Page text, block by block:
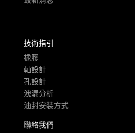
技術指引
橡膠
軸設計
孔設計
洩漏分析
油封安裝方式
聯絡我們